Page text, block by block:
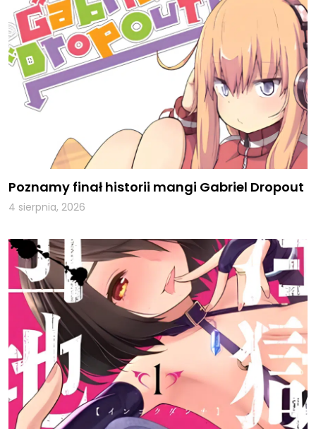
Poznamy finał historii mangi Gabriel Dropout
4 sierpnia, 2026